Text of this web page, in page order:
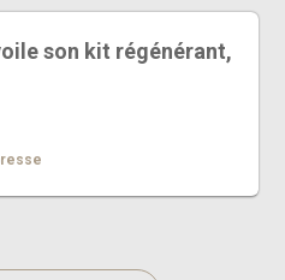
son kit régénérant,